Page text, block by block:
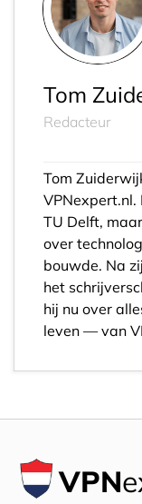
Tom
Redacteur
Tom
TU Delft,
over
bouwde. Na
het
hij nu over
leven — van
VPN